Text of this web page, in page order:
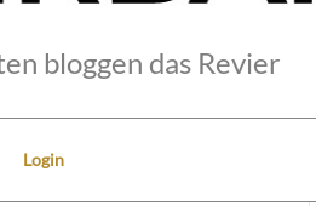
bloggen das Revier
Login